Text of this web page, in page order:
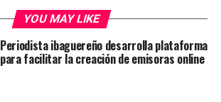
YOU MAY LIKE
Periodista ibaguereño desarrolla plataforma
para facilitar la creación de emisoras online